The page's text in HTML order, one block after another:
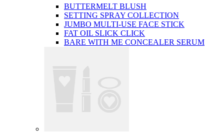
BUTTERMELT BLUSH
SETTING SPRAY COLLECTION
JUMBO MULTI-USE FACE STICK
FAT OIL SLICK CLICK
BARE WITH ME CONCEALER SERUM